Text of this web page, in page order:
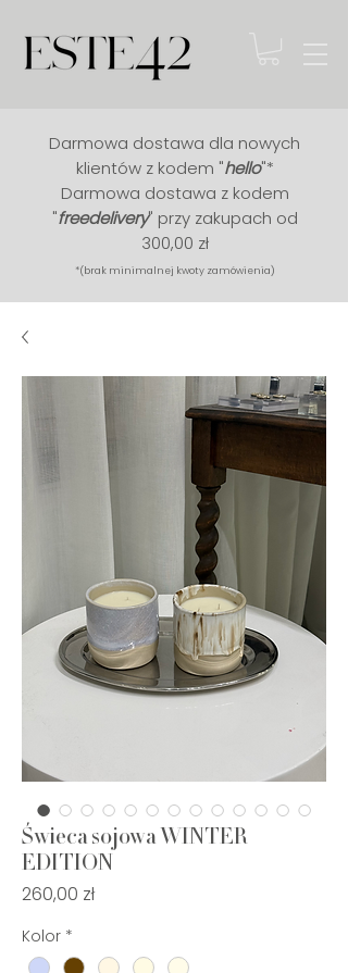
Darmowa dostawa dla nowych
klientów z kodem "hello"*
Darmowa dostawa z kodem
"freedelivery" przy zakupach od
300,00 zł
*(brak minimalnej kwoty zamówienia)
Świeca sojowa WINTER
EDITION
260,00 złCena
Kolor *